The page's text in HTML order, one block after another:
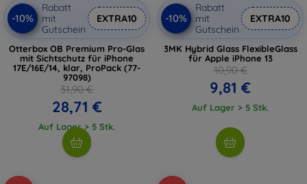
-10%
Rabatt
mit
Gutschein
EXTRA10
Otterbox OB Premium Pro-Glas
mit Sichtschutz für iPhone
17E/16E/14, klar, ProPack (77-
97098)
31,90 €
28,71 €
Auf Lager > 5 Stk.
-10%
Rabatt
mit
Gutschein
EXTRA10
3MK Hybrid Glass FlexibleGlass
für Apple iPhone 13
10,90 €
9,81 €
Auf Lager > 5 Stk.